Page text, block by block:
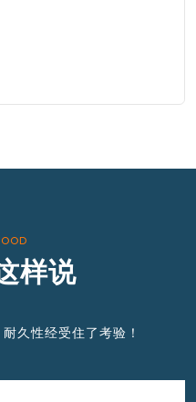
样说
久性经受住了考验！